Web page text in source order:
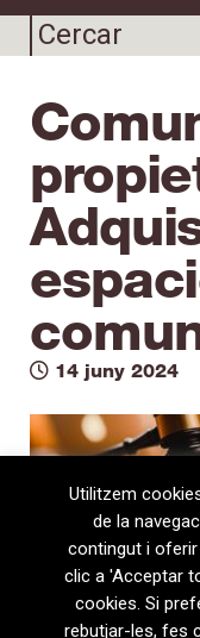
14 juny 2024
Utilitzem
de la
contingut i
clic a 'Acceptar
cookies. Si
rebutjar-les, fes